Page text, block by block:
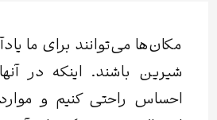
مکان‌ها می‌توانند برای ما
شیرین باشند. اینکه در
احساس راحتی کنیم و